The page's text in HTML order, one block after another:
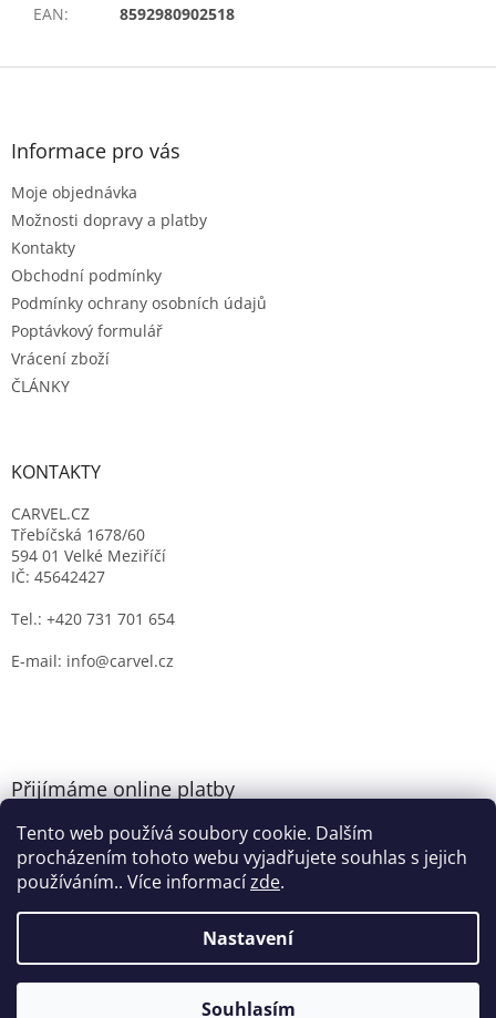
Tento web používá soubory cookie. Dalším
procházením tohoto webu vyjadřujete souhlas s jejich
používáním.. Více informacízde.
Nastavení
Souhlasím
EAN: 8592980902518
Z
Informace pro vás
Moje objednávka
Možnosti dopravy a platby
Kontakty
Obchodní podmínky
Podmínky ochrany osobních údajů
Poptávkový formulář
Vrácení zboží
ČLÁNKY
KONTAKTY
CARVEL.CZ
Třebíčská 1678/60
594 01 Velké Meziříčí
IČ: 45642427
Tel.: +420 731 701 654
E-mail: info@carvel.cz
Přijímáme online platby
Vytvořil Shoptet
CARVEL.CZ. Všechna práva vyhrazena.